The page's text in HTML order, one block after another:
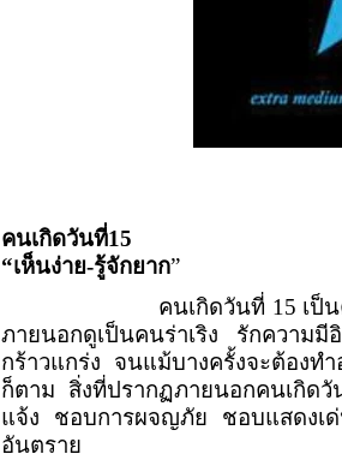
คนเกิดวันที่15
“เห็นง่าย-รู้จักยาก”
คนเกิดวันที่ 15 เป็
ภายนอกดูเป็นคนร่าเริง รักความมี
กร้าวแกร่ง จนแม้บางครั้งจะต้องท
ก็ตาม สิ่งที่ปรากฏภายนอกคนเกิดวั
แจ้ง ชอบการผจญภัย ชอบแสดงเ
อันตราย